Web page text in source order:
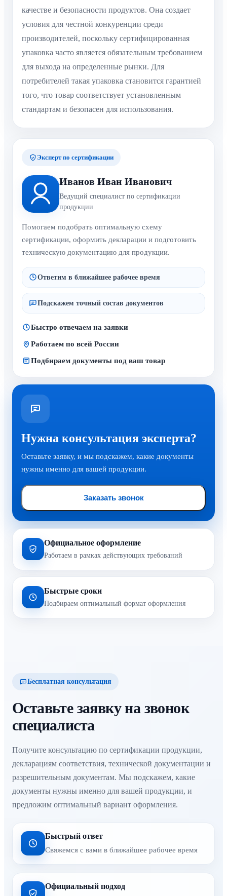
качестве и безопасности продуктов. Она создает
условия для честной конкуренции среди
производителей, поскольку сертифицированная
упаковка часто является обязательным требованием
для выхода на определенные рынки. Для
потребителей такая упаковка становится гарантией
того, что товар соответствует установленным
стандартам и безопасен для использования.
Эксперт по сертификации
Иванов Иван Иванович
Ведущий специалист по сертификации
продукции
Помогаем подобрать оптимальную схему
сертификации, оформить декларации и подготовить
техническую документацию для продукции.
Ответим в ближайшее рабочее время
Подскажем точный состав документов
Быстро отвечаем на заявки
Работаем по всей России
Подбираем документы под ваш товар
Нужна консультация эксперта?
Оставьте заявку, и мы подскажем, какие документы
нужны именно для вашей продукции.
Заказать звонок
Официальное оформление
Работаем в рамках действующих требований
Быстрые сроки
Подбираем оптимальный формат оформления
Бесплатная консультация
Оставьте заявку на звонок
специалиста
Получите консультацию по сертификации продукции,
декларациям соответствия, технической документации и
разрешительным документам. Мы подскажем, какие
документы нужны именно для вашей продукции, и
предложим оптимальный вариант оформления.
Быстрый ответ
Свяжемся с вами в ближайшее рабочее время
Официальный подход